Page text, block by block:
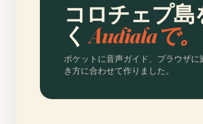
コロチェプ
くAudialaで。
ポケットに音声ガイド、ブラウザ
き方に合わせて作りました。